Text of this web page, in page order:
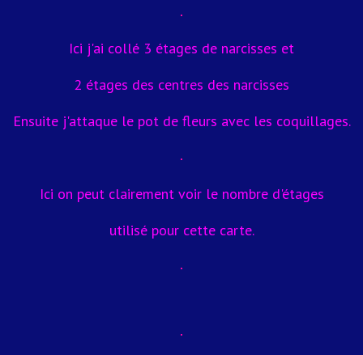
Ici j'ai collé 3 étages de narcisses et
2 étages des centres des narcisses
Ensuite j'attaque le pot de fleurs avec les coquillages.
Ici on peut clairement voir le nombre d'étages
utilisé pour cette carte.